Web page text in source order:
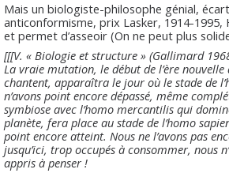
Mais un biologiste-philosophe génial,
anticonformisme, prix Lasker, 1914-
et permet d’asseoir (On ne peut plus
[[[V. « Biologie et structure » (Gallimard
La vraie mutation, le début de l’ère nouvelle
chantent, apparaîtra le jour où le stade de
n’avons point encore dépassé, même
symbiose avec l’homo mercantilis qui
planète, fera place au stade de l’homo
point encore atteint. Nous ne l’avons pas
jusqu’ici, trop occupés à consommer, nous
appris à penser !